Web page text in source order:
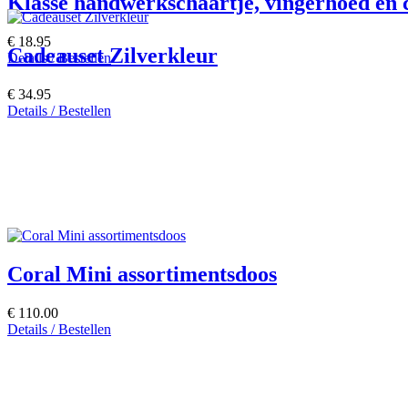
€ 18.95
Details / Bestellen
Cadeauset Zilverkleur
€ 34.95
Details / Bestellen
Coral Mini assortimentsdoos
€ 110.00
Details / Bestellen